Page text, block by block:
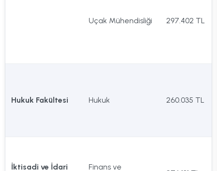
Uçak Mühendisliği 297.402 TL
Hukuk Fakültesi Hukuk 260.035 TL
İktisadi ve İdari
Finans ve